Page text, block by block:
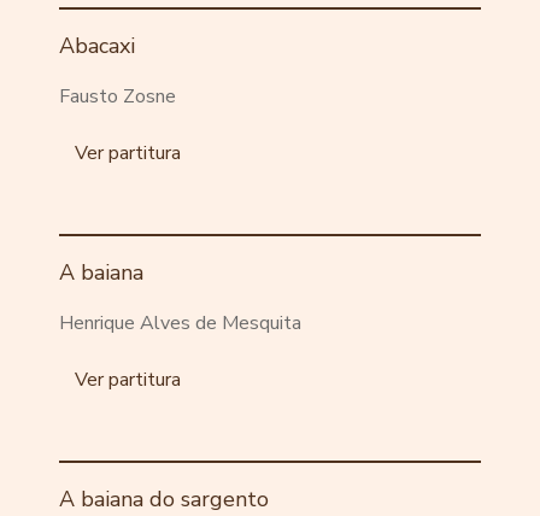
Abacaxi
Fausto Zosne
Ver partitura
A baiana
Henrique Alves de Mesquita
Ver partitura
A baiana do sargento